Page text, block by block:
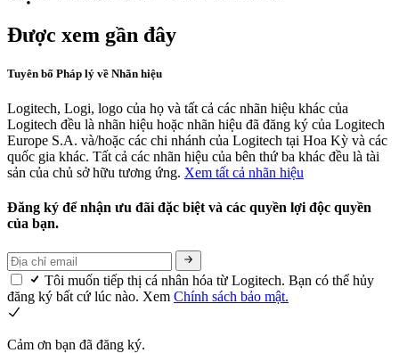
Được xem gần đây
Tuyên bố Pháp lý về Nhãn hiệu
Logitech, Logi, logo của họ và tất cả các nhãn hiệu khác của
Logitech đều là nhãn hiệu hoặc nhãn hiệu đã đăng ký của Logitech
Europe S.A. và/hoặc các chi nhánh của Logitech tại Hoa Kỳ và các
quốc gia khác. Tất cả các nhãn hiệu của bên thứ ba khác đều là tài
sản của chủ sở hữu tương ứng. Xem tất cả nhãn hiệu
Đăng ký để nhận ưu đãi đặc biệt và các quyền lợi độc quyền
của bạn.
Tôi muốn tiếp thị cá nhân hóa từ Logitech. Bạn có thể hủy
đăng ký bất cứ lúc nào. Xem Chính sách bảo mật.
Cảm ơn bạn đã đăng ký.